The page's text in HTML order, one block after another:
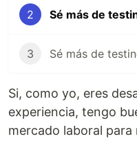
2
3
Si, como yo, eres
experiencia, tengo
mercado laboral